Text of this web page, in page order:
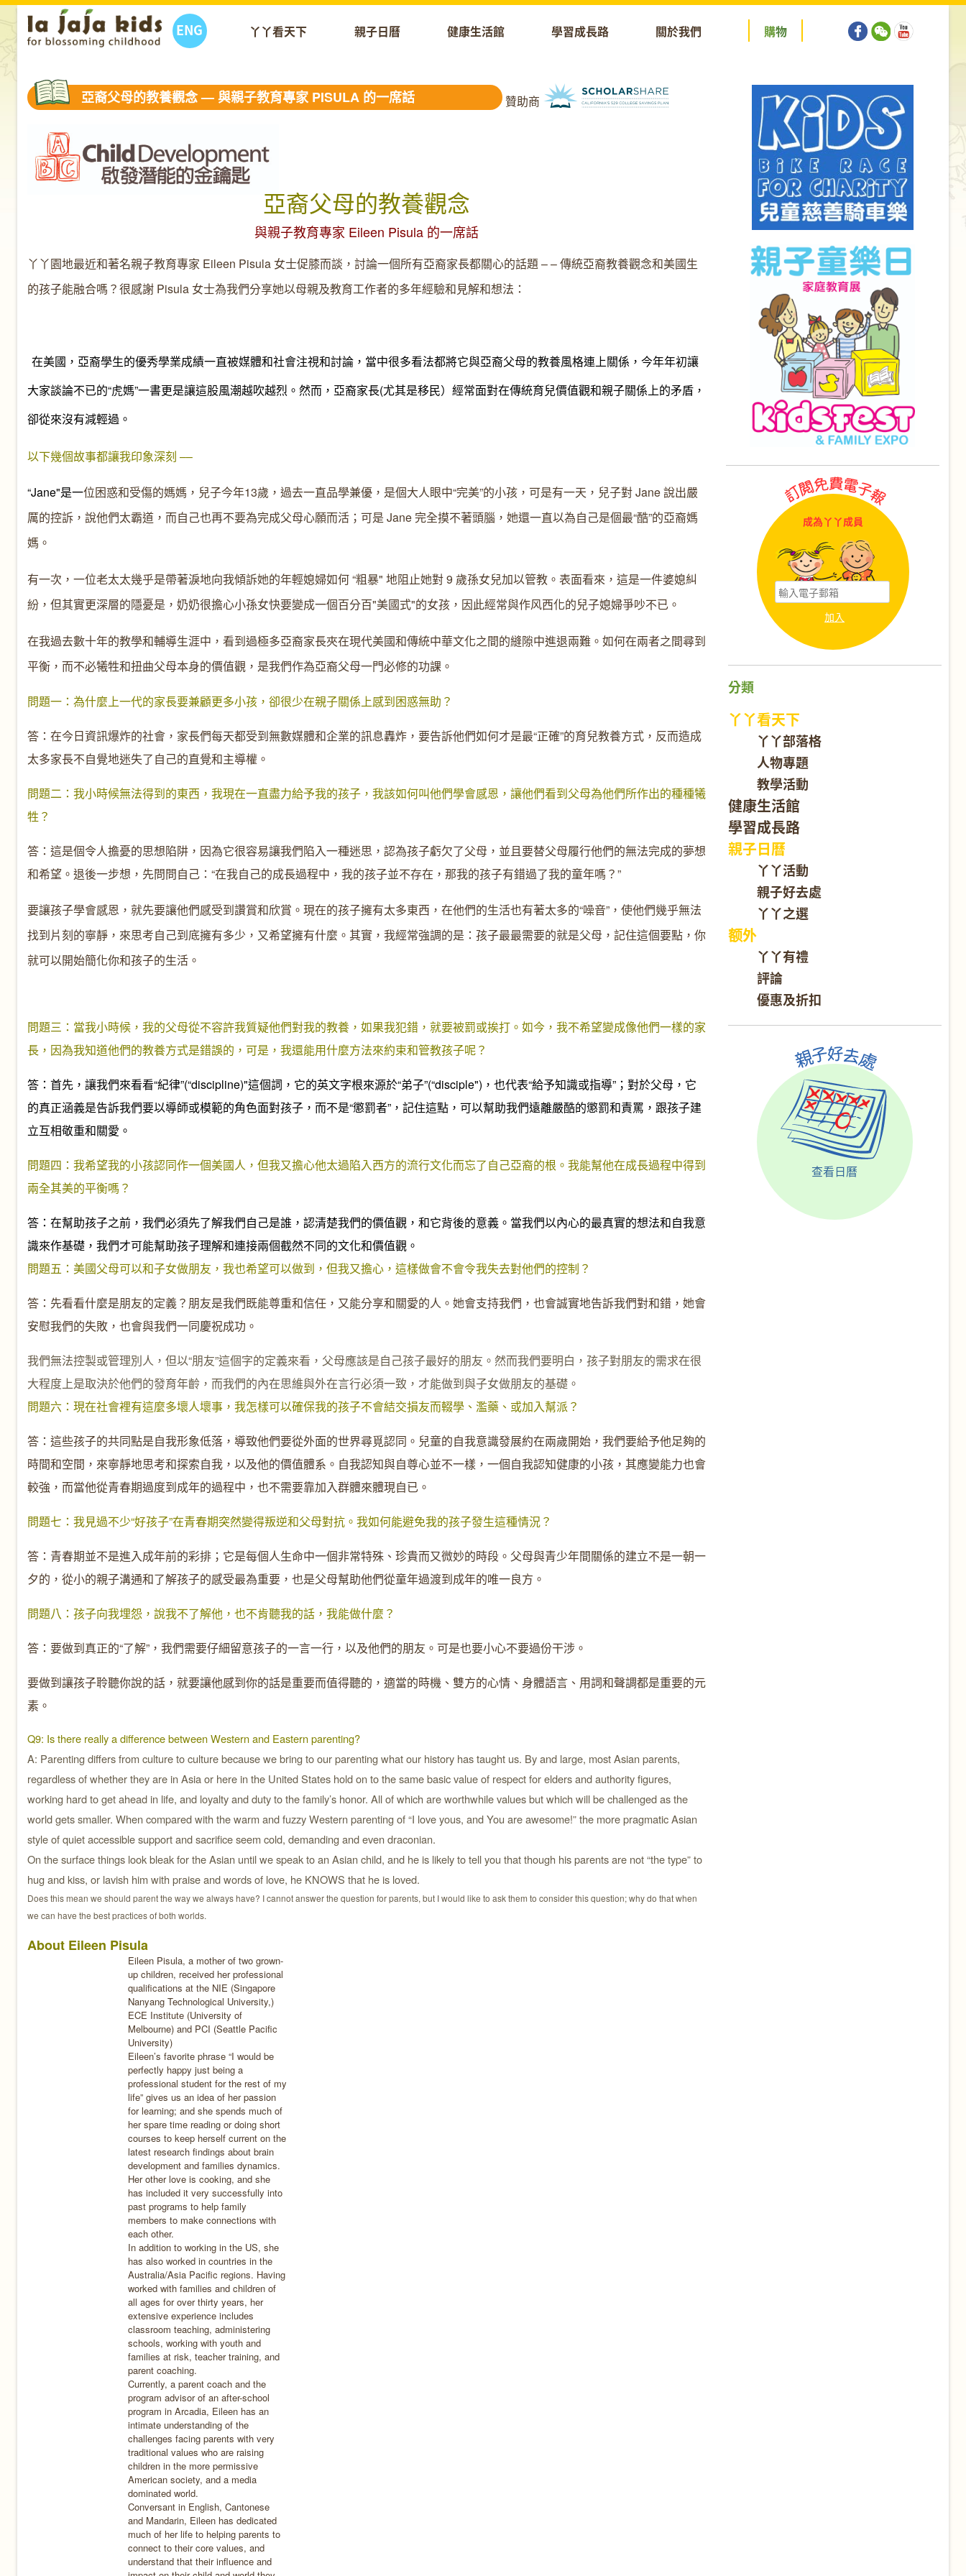
ENG 丫丫看天下 親子日曆 健康生活館 學習成長路 關於我們 購物
亞裔父母的教養觀念 — 與親子教育專家 PISULA 的一席話 贊助商
亞裔父母的教養觀念
與親子教育專家 Eileen Pisula 的一席話
丫丫園地最近和著名親子教育專家 Eileen Pisula 女士促膝而談，討論一個所有亞裔家長都關心的話題– –傳統亞裔教養觀念和美國生
的孩子能融合嗎？很感謝 Pisula 女士為我們分享她以母親及教育工作者的多年經驗和見解和想法：
在美國，亞裔學生的優秀學業成績一直被媒體和社會注視和討論，當中很多看法都將它與亞裔父母的教養風格連上關係，今年年初讓
大家談論不已的“虎媽”一書更是讓這股風潮越吹越烈。然而，亞裔家長(尤其是移民）經常面對在傳統育兒價值觀和親子關係上的矛盾，
卻從來沒有減輕過。
以下幾個故事都讓我印象深刻 ––
“Jane"是一位困惑和受傷的媽媽，兒子今年13歲，過去一直品學兼優，是個大人眼中“完美”的小孩，可是有一天，兒子對Jane說出嚴
厲的控訴，說他們太霸道，而自己也再不要為完成父母心願而活；可是 Jane 完全摸不著頭腦，她還一直以為自己是個最“酷”的亞裔媽
媽。
有一次，一位老太太幾乎是帶著淚地向我傾訴她的年輕媳婦如何“粗暴" 地阻止她對9 歲孫女兒加以管教。表面看來，這是一件婆媳糾
紛，但其實更深層的隱憂是，奶奶很擔心小孫女快要變成一個百分百"美國式"的女孩，因此經常與作风西化的兒子媳婦爭吵不已。
在我過去數十年的教學和輔導生涯中，看到過極多亞裔家長夾在現代美國和傳統中華文化之間的縫隙中進退兩難。如何在兩者之間尋到
平衡，而不必犧牲和扭曲父母本身的價值觀，是我們作為亞裔父母一門必修的功課。
問題一：為什麼上一代的家長要兼顧更多小孩，卻很少在親子關係上感到困惑無助？
答：在今日資訊爆炸的社會，家長們每天都受到無數媒體和企業的訊息轟炸，要告訴他們如何才是最“正確”的育兒教養方式，反而造成
太多家長不自覺地迷失了自己的直覺和主導權。
問題二：我小時候無法得到的東西，我現在一直盡力給予我的孩子，我該如何叫他們學會感恩，讓他們看到父母為他們所作出的種種犧
牲？
答：這是個令人擔憂的思想陷阱，因為它很容易讓我們陷入一種迷思，認為孩子虧欠了父母，並且要替父母履行他們的無法完成的夢想
和希望。退後一步想，先問問自己：“在我自己的成長過程中，我的孩子並不存在，那我的孩子有錯過了我的童年嗎？”
要讓孩子學會感恩，就先要讓他們感受到讚賞和欣賞。現在的孩子擁有太多東西，在他們的生活也有著太多的“噪音”，使他們幾乎無法
找到片刻的寧靜，來思考自己到底擁有多少，又希望擁有什麼。其實，我經常強調的是：孩子最最需要的就是父母，記住這個要點，你
就可以開始簡化你和孩子的生活。
問題三：當我小時候，我的父母從不容許我質疑他們對我的教養，如果我犯錯，就要被罰或挨打。如今，我不希望變成像他們一樣的家
長，因為我知道他們的教養方式是錯誤的，可是，我還能用什麼方法來約束和管教孩子呢？
答：首先，讓我們來看看“紀律”(“discipline)"這個詞，它的英文字根來源於“弟子”(“disciple")，也代表“給予知識或指導”；對於父母，它
的真正涵義是告訴我們要以導師或模範的角色面對孩子，而不是“懲罰者”，記住這點，可以幫助我們遠離嚴酷的懲罰和責罵，跟孩子建
立互相敬重和關愛。
問題四：我希望我的小孩認同作一個美國人，但我又擔心他太過陷入西方的流行文化而忘了自己亞裔的根。我能幫他在成長過程中得到
兩全其美的平衡嗎？
答：在幫助孩子之前，我們必須先了解我們自己是誰，認清楚我們的價值觀，和它背後的意義。當我們以內心的最真實的想法和自我意
識來作基礎，我們才可能幫助孩子理解和連接兩個截然不同的文化和價值觀。
問題五：美國父母可以和子女做朋友，我也希望可以做到，但我又擔心，這樣做會不會令我失去對他們的控制？
答：先看看什麼是朋友的定義？朋友是我們既能尊重和信任，又能分享和關愛的人。她會支持我們，也會誠實地告訴我們對和錯，她會
安慰我們的失敗，也會與我們一同慶祝成功。
我們無法控製或管理別人，但以“朋友”這個字的定義來看，父母應該是自己孩子最好的朋友。然而我們要明白，孩子對朋友的需求在很
大程度上是取決於他們的發育年齡，而我們的內在思維與外在言行必須一致，才能做到與子女做朋友的基礎。
問題六：現在社會裡有這麼多壞人壞事，我怎樣可以確保我的孩子不會結交損友而輟學、濫藥、或加入幫派？
答：這些孩子的共同點是自我形象低落，導致他們要從外面的世界尋覓認同。兒童的自我意識發展約在兩歲開始，我們要給予他足夠的
時間和空間，來寧靜地思考和探索自我，以及他的價值體系。自我認知與自尊心並不一樣，一個自我認知健康的小孩，其應變能力也會
較強，而當他從青春期過度到成年的過程中，也不需要靠加入群體來體現自已。
問題七：我見過不少“好孩子”在青春期突然變得叛逆和父母對抗。我如何能避免我的孩子發生這種情況？
答：青春期並不是進入成年前的彩排；它是每個人生命中一個非常特殊、珍貴而又微妙的時段。 父母與青少年間關係的建立不是一朝一
夕的，從小的親子溝通和了解孩子的感受最為重要，也是父母幫助他們從童年過渡到成年的唯一良方。
問題八：孩子向我埋怨，說我不了解他，也不肯聽我的話，我能做什麼？
答：要做到真正的“了解”，我們需要仔細留意孩子的一言一行，以及他們的朋友。可是也要小心不要過份干涉。
要做到讓孩子聆聽你說的話，就要讓他感到你的話是重要而值得聽的，適當的時機、雙方的心情、身體語言、用詞和聲調都是重要的元
素。
Q9: Is there really a difference between Western and Eastern parenting?
A: Parenting differs from culture to culture because we bring to our parenting what our history has taught us. By and large, most Asian parents,
regardless of whether they are in Asia or here in the United States hold on to the same basic value of respect for elders and authority figures,
working hard to get ahead in life, and loyalty and duty to the family’s honor. All of which are worthwhile values but which will be challenged as the
world gets smaller. When compared with the warm and fuzzy Western parenting of “I love yous, and You are awesome!” the more pragmatic Asian
style of quiet accessible support and sacrifice seem cold, demanding and even draconian.
On the surface things look bleak for the Asian until we speak to an Asian child, and he is likely to tell you that though his parents are not “the type” to
hug and kiss, or lavish him with praise and words of love, he KNOWS that he is loved.
Does this mean we should parent the way we always have? I cannot answer the question for parents, but I would like to ask them to consider this question; why do that when
we can have the best practices of both worlds.
About Eileen Pisula
Eileen Pisula, a mother of two grown-
up children, received her professional
qualifications at the NIE (Singapore
Nanyang Technological University,)
ECE Institute (University of
Melbourne) and PCI (Seattle Pacific
University)
Eileen’s favorite phrase “I would be
perfectly happy just being a
professional student for the rest of my
life” gives us an idea of her passion
for learning; and she spends much of
her spare time reading or doing short
courses to keep herself current on the
latest research findings about brain
development and families dynamics.
Her other love is cooking, and she
has included it very successfully into
past programs to help family
members to make connections with
each other.
In addition to working in the US, she
has also worked in countries in the
Australia/Asia Pacific regions. Having
worked with families and children of
all ages for over thirty years, her
extensive experience includes
classroom teaching, administering
schools, working with youth and
families at risk, teacher training, and
parent coaching.
Currently, a parent coach and the
program advisor of an after-school
program in Arcadia, Eileen has an
intimate understanding of the
challenges facing parents with very
traditional values who are raising
children in the more permissive
American society, and a media
dominated world.
Conversant in English, Cantonese
and Mandarin, Eileen has dedicated
much of her life to helping parents to
connect to their core values, and
understand that their influence and
分類
丫丫看天下
丫丫部落格
人物專題
教學活動
健康生活館
學習成長路
親子日曆
丫丫活動
親子好去處
丫丫之選
额外
丫丫有禮
評論
優惠及折扣
成為丫丫成員
查看日曆